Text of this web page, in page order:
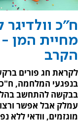
ח"כ
מחיית המן
הקרב
לקראת חג פורים
בנפגעי המלחמה, ח"כ
בבקשה להתחשב
עמלק אבל אפשר
מוגזמים, וודאי ללא